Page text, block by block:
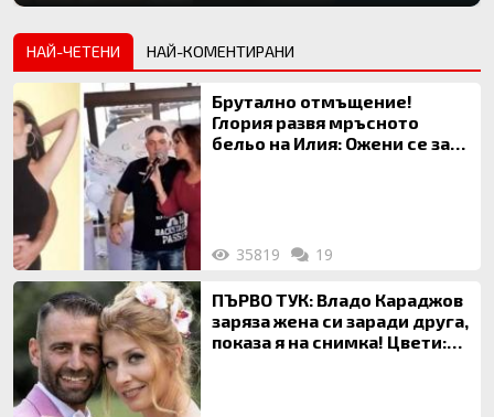
НАЙ-ЧЕТЕНИ НАЙ-КОМЕНТИРАНИ
Брутално отмъщение!
Глория развя мръсното
бельо на Илия: Ожени се за
35819 19
ПЪРВО ТУК: Владо Караджов
заряза жена си заради друга,
показа я на снимка! Цвети: